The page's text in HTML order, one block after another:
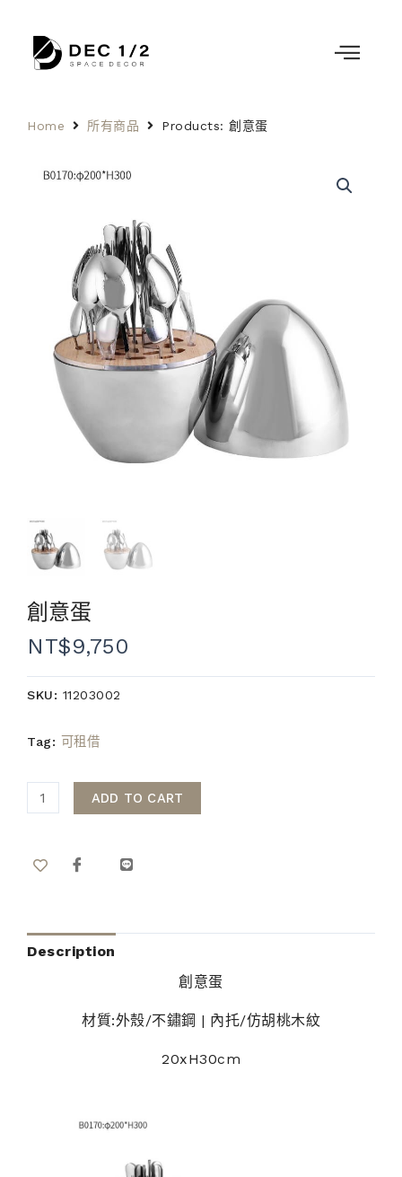
Home 所有商品 Products: 創意蛋
創意蛋
NT$9,750
SKU: 11203002
Tag: 可租借
ADD TO CART
Description
創意蛋
材質:外殼/不鏽鋼 | 內托/仿胡桃木紋
20xH30cm